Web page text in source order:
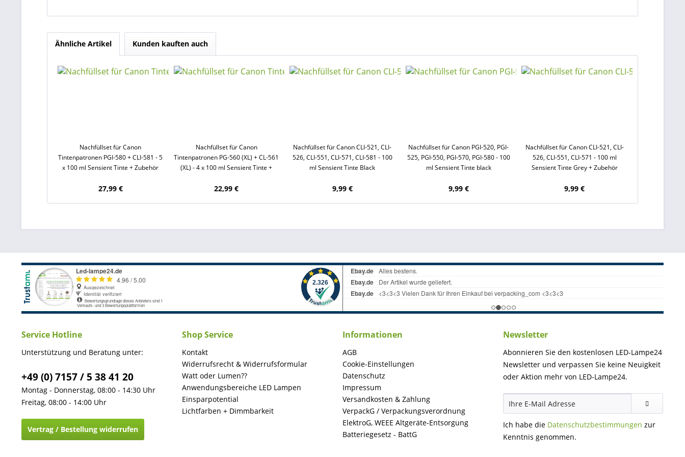
Ähnliche Artikel Kunden kauften auch
Nachfüllset für Canon
Tintenpatronen PGI-580 + CLI-581 - 5
x 100 ml Sensient Tinte + Zubehör
27,99 €
Nachfüllset für Canon
Tintenpatronen PG-560 (XL) + CL-561
(XL) - 4 x 100 ml Sensient Tinte +
22,99 €
Nachfüllset für Canon CLI-521, CLI-
526, CLI-551, CLI-571, CLI-581 - 100
ml Sensient Tinte Black
9,99 €
Nachfüllset für Canon PGI-520, PGI-
525, PGI-550, PGI-570, PGI-580 - 100
ml Sensient Tinte black
9,99 €
Nachfüllset für Canon CLI-521, CLI-
526, CLI-551, CLI-571 - 100 ml
Sensient Tinte Grey + Zubehör
9,99 €
Service Hotline
Unterstützung und Beratung unter:
+49 (0) 7157 / 5 38 41 20
Montag - Donnerstag, 08:00 - 14:30 Uhr
Freitag, 08:00 - 14:00 Uhr
Vertrag / Bestellung widerrufen
Shop Service
Kontakt
Widerrufsrecht & Widerrufsformular
Watt oder Lumen??
Anwendungsbereiche LED Lampen
Einsparpotential
Lichtfarben + Dimmbarkeit
Informationen
AGB
Cookie-Einstellungen
Datenschutz
Impressum
Versandkosten & Zahlung
VerpackG / Verpackungsverordnung
ElektroG, WEEE Altgeräte-Entsorgung
Batteriegesetz - BattG
Newsletter
Abonnieren Sie den kostenlosen LED-Lampe24
Newsletter und verpassen Sie keine Neuigkeit
oder Aktion mehr von LED-Lampe24.
Ich habe die Datenschutzbestimmungen zur
Kenntnis genommen.